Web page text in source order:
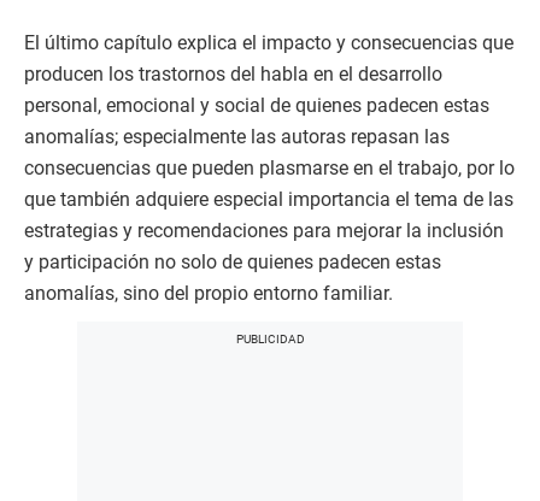
El último capítulo explica el impacto y consecuencias que
producen los trastornos del habla en el desarrollo
personal, emocional y social de quienes padecen estas
anomalías; especialmente las autoras repasan las
consecuencias que pueden plasmarse en el trabajo, por lo
que también adquiere especial importancia el tema de las
estrategias y recomendaciones para mejorar la inclusión
y participación no solo de quienes padecen estas
anomalías, sino del propio entorno familiar.